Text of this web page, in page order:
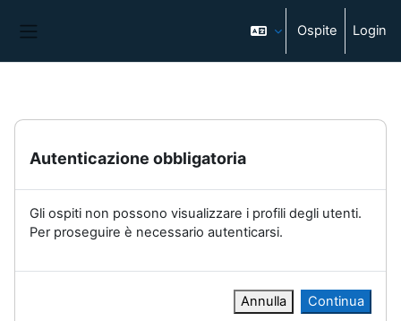
Ospite Login
Autenticazione obbligatoria
Gli ospiti non possono visualizzare i profili degli utenti.
Per proseguire è necessario autenticarsi.
Annulla Continua